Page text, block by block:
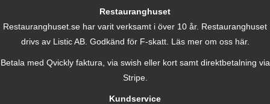
Restauranghuset
Restauranghuset.se har varit verksamt i över 10 år. Restauranghuset
drivs av Listic AB. Godkänd för F-skatt. Läs mer om oss här.
Betala med Qvickly faktura, via swish eller kort samt direktbetalning via
Stripe.
Kundservice